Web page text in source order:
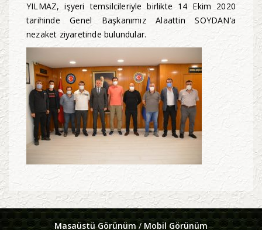
YILMAZ, işyeri temsilcileriyle birlikte 14 Ekim 2020
tarihinde Genel Başkanımız Alaattin SOYDAN’a
nezaket ziyaretinde bulundular.
Masaüstü Görünüm/ Mobil Görünüm